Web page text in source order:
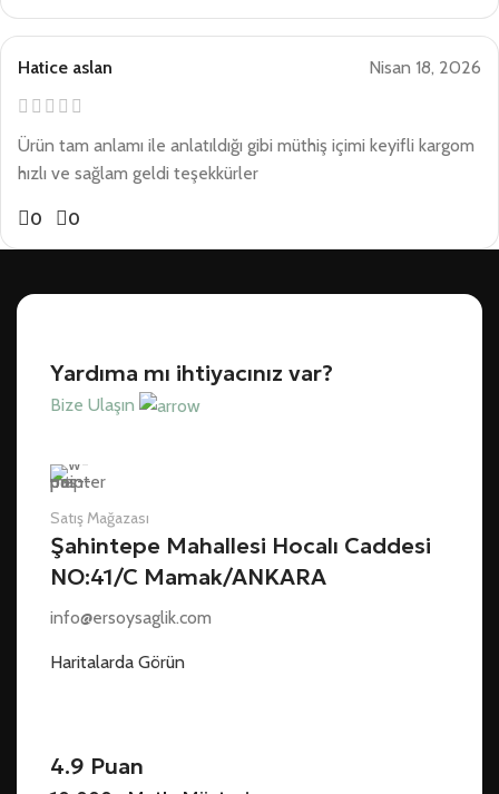
Hatice aslan Nisan 18, 2026
Ürün tam anlamı ile anlatıldığı gibi müthiş içimi keyifli kargom
hızlı ve sağlam geldi teşekkürler
0 0
Yardıma mı ihtiyacınız var?
Bize Ulaşın
Satış Mağazası
Şahintepe Mahallesi Hocalı Caddesi
NO:41/C Mamak/ANKARA
info@ersoysaglik.com
Haritalarda Görün
4.9 Puan